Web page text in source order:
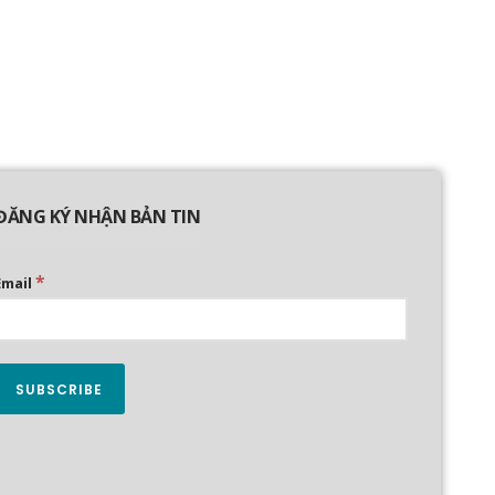
KÝ NHẬN BẢN TIN
*